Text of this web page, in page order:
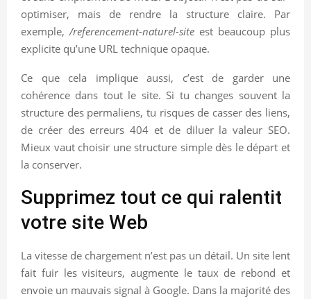
optimiser, mais de rendre la structure claire. Par
exemple, /referencement-naturel-site est beaucoup plus
explicite qu’une URL technique opaque.
Ce que cela implique aussi, c’est de garder une
cohérence dans tout le site. Si tu changes souvent la
structure des permaliens, tu risques de casser des liens,
de créer des erreurs 404 et de diluer la valeur SEO.
Mieux vaut choisir une structure simple dès le départ et
la conserver.
Supprimez tout ce qui ralentit
votre site Web
La vitesse de chargement n’est pas un détail. Un site lent
fait fuir les visiteurs, augmente le taux de rebond et
envoie un mauvais signal à Google. Dans la majorité des